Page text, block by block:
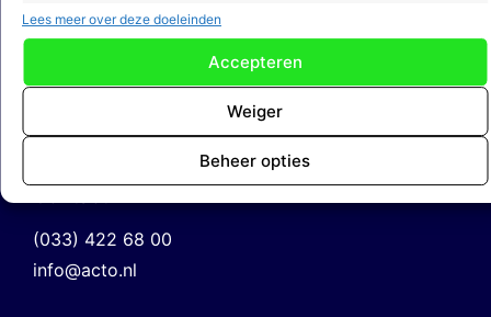
Lees meer over deze doeleinden
Accepteren
Weiger
Beheer opties
Acto Informatisering B.V.
Adres
3812 RP Amersfoort
(033) 422 68 00
info@acto.nl